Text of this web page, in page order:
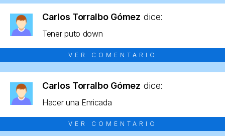
Carlos Torralbo Gómez dice:
Tener puto down
VER COMENTARIO
Carlos Torralbo Gómez dice:
Hacer una Enricada
VER COMENTARIO